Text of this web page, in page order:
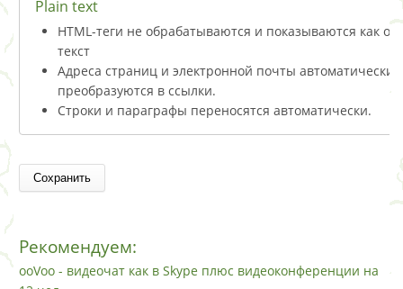
Plain text
HTML-теги не обрабатываются и показываются как
текст
Адреса страниц и электронной почты автоматически
преобразуются в ссылки.
Строки и параграфы переносятся автоматически.
Рекомендуем:
ooVoo - видеочат как в Skype плюс видеоконференции на